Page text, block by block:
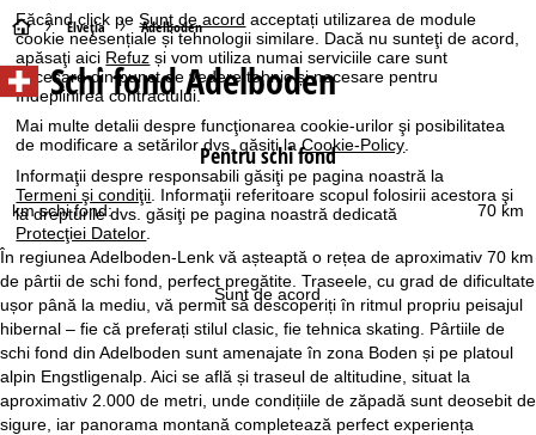
Făcând click peSunt de acord acceptați utilizarea de module
cookie neesențiale și tehnologii similare. Dacă nu sunteţi de acord,
apăsaţi aici Refuz și vom utiliza numai serviciile care sunt
necesare din punct de vedere tehnic și necesare pentru
îndeplinirea contractului.
Mai multe detalii despre funcţionarea cookie-urilor şi posibilitatea
de modificare a setărilor dvs. găsiţi laCookie-Policy
Informaţii despre responsabili găsiţi pe pagina noastră la
Termeni şi condiţii . Informaţii referitoare scopul folosirii acestora şi
la drepturile dvs. găsiţi pe pagina noastră dedicată
Protecţiei Datelor
Sunt de acord
A
c
a
s
ă
Elveţia Adelboden
Schi fond Adelboden
Pentru schi fond
70 km
km schi fond:
În regiunea Adelboden-Lenk vă așteaptă o rețea de aproximativ 70 km
de pârtii de schi fond, perfect pregătite. Traseele, cu grad de dificultate
ușor până la mediu, vă permit să descoperiți în ritmul propriu peisajul
hibernal – fie că preferați stilul clasic, fie tehnica skating. Pârtiile de
schi fond din Adelboden sunt amenajate în zona Boden și pe platoul
alpin Engstligenalp. Aici se află și traseul de altitudine, situat la
aproximativ 2.000 de metri, unde condițiile de zăpadă sunt deosebit de
sigure, iar panorama montană completează perfect experiența